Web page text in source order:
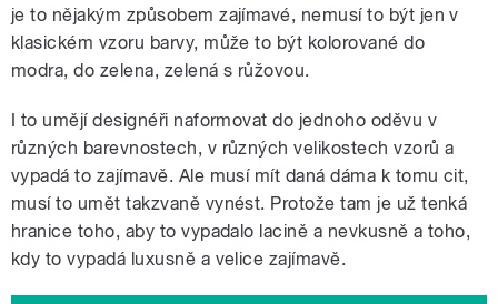
je to nějakým způsobem zajímavé, nemusí to být jen v
klasickém vzoru barvy, může to být kolorované do
modra, do zelena, zelená s růžovou.
I to umějí designéři naformovat do jednoho oděvu v
různých barevnostech, v různých velikostech vzorů a
vypadá to zajímavě. Ale musí mít daná dáma k tomu cit,
musí to umět takzvaně vynést. Protože tam je už tenká
hranice toho, aby to vypadalo lacině a nevkusně a toho,
kdy to vypadá luxusně a velice zajímavě.